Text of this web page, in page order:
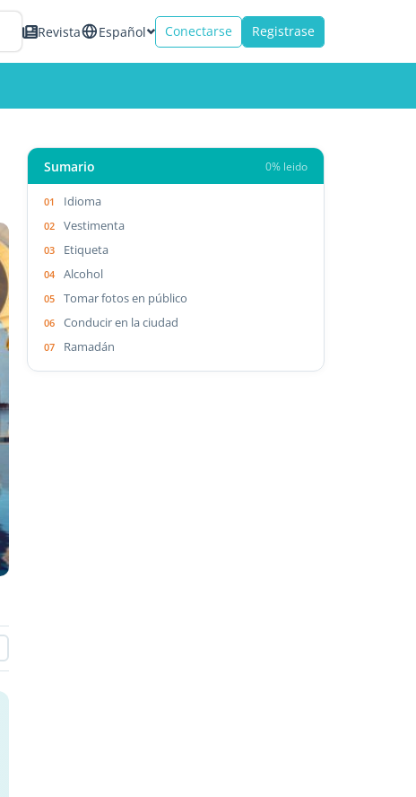
Revista Español Conectarse Registrase
Sumario 0% leido
Idioma
Vestimenta
Etiqueta
Alcohol
Tomar fotos en público
Conducir en la ciudad
Ramadán